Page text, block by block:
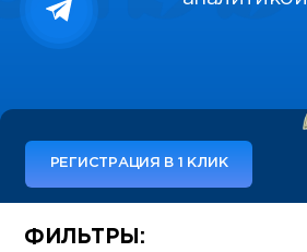
РЕГИСТРАЦИЯ В 1 КЛИК
Some SEO Title
ФИЛЬТРЫ: